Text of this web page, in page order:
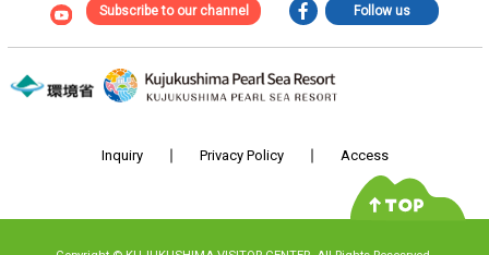
Subscribe to our channel Follow us
Inquiry Privacy Policy Access